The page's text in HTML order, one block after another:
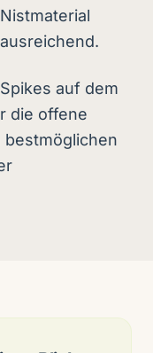
auf dem
die offene